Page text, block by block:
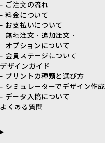
- ご注文の流れ
- 料金について
- お支払いについて
- 無地注文・追加注文・
オプションについて
- 会員ステージについて
デザインガイド
- プリントの種類と選び方
- シミュレーターでデザイン作成
- データ入稿について
よくある質問